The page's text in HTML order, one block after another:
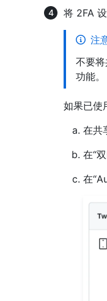
将 2FA
注
不要
功能。
如果已使
在共
在“
在